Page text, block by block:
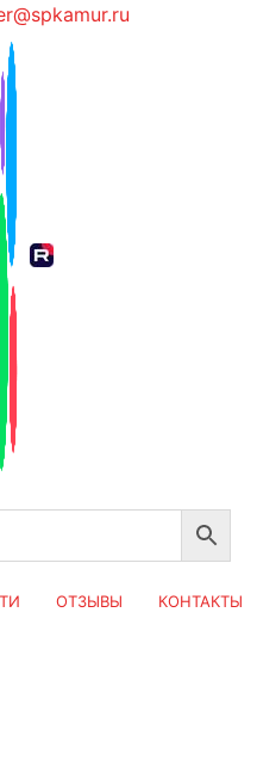
ОТЗЫВЫ
КОНТАКТЫ